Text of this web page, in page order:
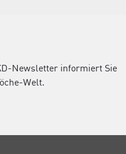
Newsletter informiert Sie
Welt.